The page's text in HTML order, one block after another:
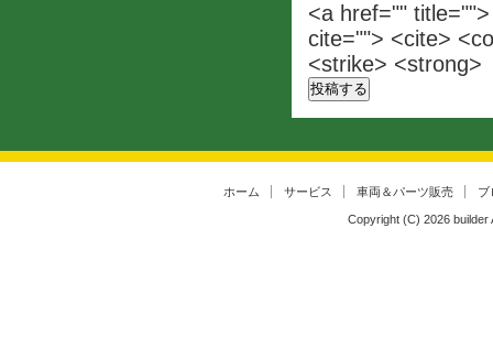
<a href=""
cite=""> <cite>
<strike> <strong>
ホーム サービス 車両＆パーツ販売 ブ
Copyright (C) 2026 builder